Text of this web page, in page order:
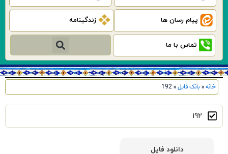
پیام رسان ها زندگینامه
تماس با ما جستجو
خانه» بانک فایل»
192
192